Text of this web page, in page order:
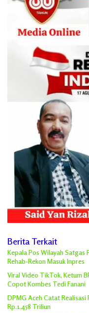
Berita Terkait
Kepala Pos Wilayah Satgas
Rehab-Rekon Masuk Inpres
Viral Video TikTok, Ketum
Copot Kombes Tedi Fanani
DPMG Aceh Catat Realisasi
Rp.1,458 Triliun